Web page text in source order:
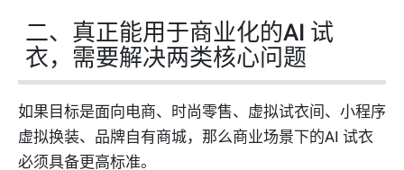
二、真正能用于商业化的AI 试
衣，需要解决两类核心问题
如果目标是面向电商、时尚零售、虚拟试衣间、小程序
虚拟换装、品牌自有商城，那么商业场景下的AI 试衣
必须具备更高标准。